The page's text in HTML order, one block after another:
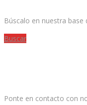
Búscalo en nuestra
Buscar
Ponte en contacto con